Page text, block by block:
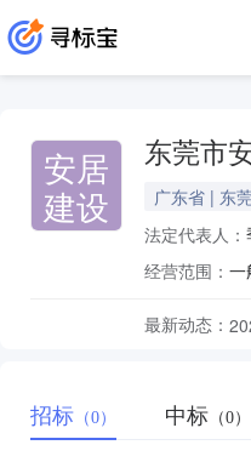
安居
建设
东莞市
广东省 | 东
法定代表人：
经营范围：
最新动态：
招标 （0） 中标 （0）